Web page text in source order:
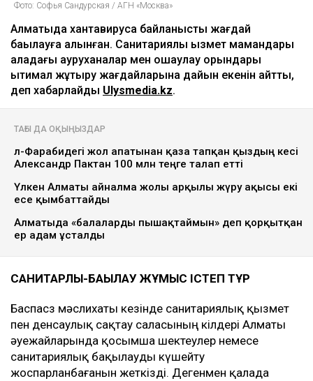
Фото: Софья Сандурская / АГН «Москва»
Алматыда хантавирусқа байланысты жағдай
бақылауға алынған. Санитариялық қызмет мамандары
қаладағы ауруханалар мен оқшаулау орындары
ықтимал жұқтыру жағдайларына дайын екенін айтты,
деп хабарлайды Ulysmedia.kz.
ТАҒЫ ДА ОҚЫҢЫЗДАР
әл-Фарабидегі жол апатынан қаза тапқан қыздың әкесі
Александр Пактан 100 млн теңге талап етті
Үлкен Алматы айналма жолы арқылы жүру ақысы екі
есе қымбаттайды
Алматыда «балаларды пышақтаймын» деп қорқытқан
ер адам ұсталды
САНИТАРЛЫҚ-БАҚЫЛАУ ЖҰМЫС ІСТЕП ТҰР
Баспасөз мәслихаты кезінде санитариялық қызмет
пен денсаулық сақтау саласының өкілдері Алматы
әуежайларында қосымша шектеулер немесе
санитариялық бақылауды күшейту
жоспарланбағанын жеткізді. Дегенмен қалада